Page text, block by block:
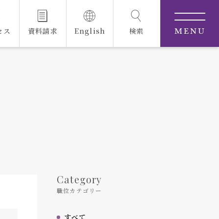
ス 資料請求 English 検索 MENU
Category
職位カテゴリー
すべて